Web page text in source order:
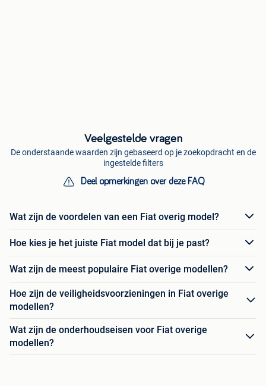
Veelgestelde vragen
De onderstaande waarden zijn gebaseerd op je zoekopdracht en de
ingestelde filters
Deel opmerkingen over deze FAQ
Wat zijn de voordelen van een Fiat overig model?
Hoe kies je het juiste Fiat model dat bij je past?
Wat zijn de meest populaire Fiat overige modellen?
Hoe zijn de veiligheidsvoorzieningen in Fiat overige
modellen?
Wat zijn de onderhoudseisen voor Fiat overige
modellen?